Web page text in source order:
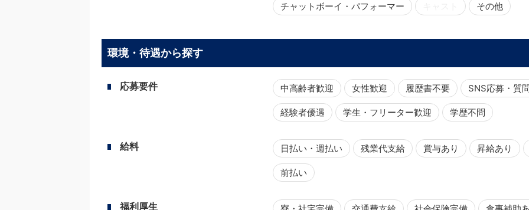
チャットボーイ・パフォーマー その他
環境・待遇から探す
応募要件 中高齢者歓迎 女性歓迎 履歴書不要 SNS応募・質
経験者優遇 学生・フリーター歓迎 学歴不問
給料 日払い・週払い 残業代支給 賞与あり 昇給あり
前払い
福利厚生